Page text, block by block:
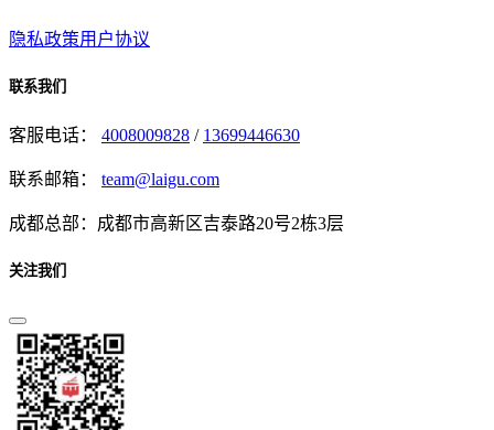
隐私政策用户协议
联系我们
客服电话： 4008009828 / 13699446630
联系邮箱： team@laigu.com
成都总部：成都市高新区吉泰路20号2栋3层
关注我们